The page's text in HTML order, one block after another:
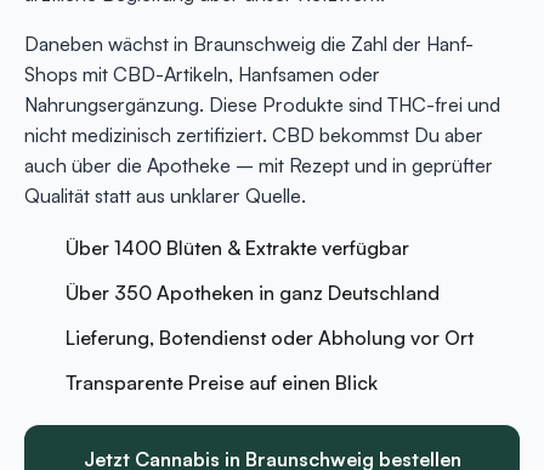
Daneben wächst in Braunschweig die Zahl der Hanf-
Shops mit CBD-Artikeln, Hanfsamen oder
Nahrungsergänzung. Diese Produkte sind THC-frei und
nicht medizinisch zertifiziert. CBD bekommst Du aber
auch über die Apotheke – mit Rezept und in geprüfter
Qualität statt aus unklarer Quelle.
Über 1400 Blüten & Extrakte verfügbar
Über 350 Apotheken in ganz Deutschland
Lieferung, Botendienst oder Abholung vor Ort
Transparente Preise auf einen Blick
Jetzt Cannabis in Braunschweig bestellen